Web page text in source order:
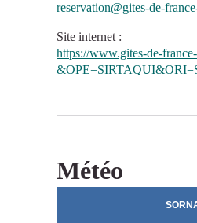
reservation@gites-de-
Site internet :
https://www.gites-de-
Météo